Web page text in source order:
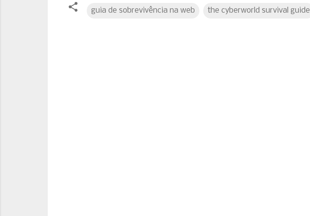
guia de sobrevivência na web the cyberworld survival guide